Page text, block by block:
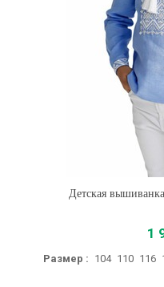
Детская
1
Размер : 104 110 116